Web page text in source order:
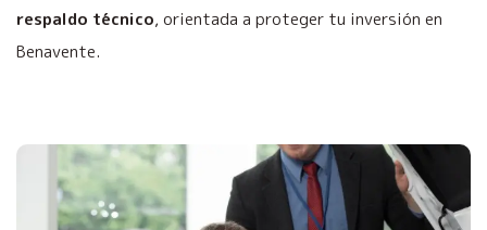
respaldo técnico, orientada a proteger tu inversión en
Benavente.